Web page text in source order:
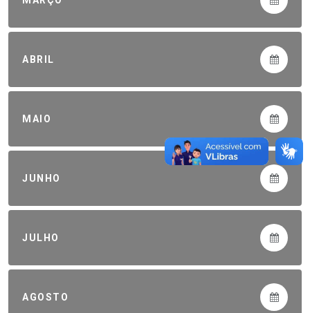
ABRIL
MAIO
JUNHO
JULHO
AGOSTO